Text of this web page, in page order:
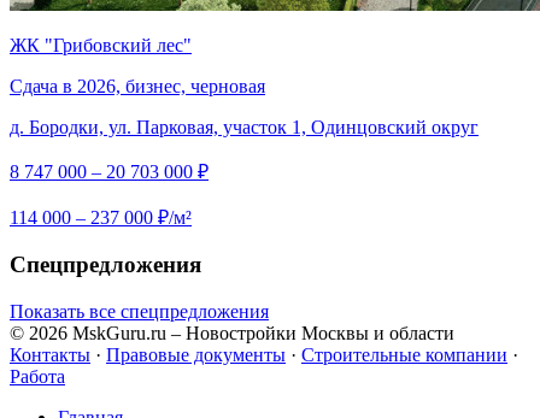
ЖК "Грибовский лес"
Сдача в 2026, бизнес, черновая
д. Бородки, ул. Парковая, участок 1, Одинцовский округ
8 747 000 – 20 703 000 ₽
114 000 – 237 000 ₽/м²
Спецпредложения
Показать все спецпредложения
© 2026 MskGuru.ru – Новостройки Москвы и области
Контакты · Правовые документы · Строительные компании ·
Работа